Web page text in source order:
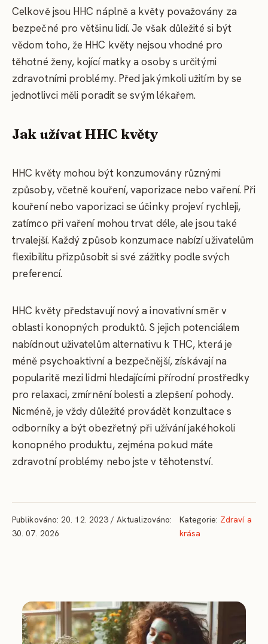
Celkově jsou HHC náplně a květy považovány za
bezpečné pro většinu lidí. Je však důležité si být
vědom toho, že HHC květy nejsou vhodné pro
těhotné ženy, kojící matky a osoby s určitými
zdravotními problémy. Před jakýmkoli užitím by se
jednotlivci měli poradit se svým lékařem.
Jak užívat HHC květy
HHC květy mohou být konzumovány různými
způsoby, včetně kouření, vaporizace nebo vaření. Při
kouření nebo vaporizaci se účinky projeví rychleji,
zatímco při vaření mohou trvat déle, ale jsou také
trvalejší. Každý způsob konzumace nabízí uživatelům
flexibilitu přizpůsobit si své zážitky podle svých
preferencí.
HHC květy představují nový a inovativní směr v
oblasti konopných produktů. S jejich potenciálem
nabídnout uživatelům alternativu k THC, která je
méně psychoaktivní a bezpečnější, získávají na
popularitě mezi lidmi hledajícími přírodní prostředky
pro relaxaci, zmírnění bolesti a zlepšení pohody.
Nicméně, je vždy důležité provádět konzultace s
odborníky a být obezřetný při užívání jakéhokoli
konopného produktu, zejména pokud máte
zdravotní problémy nebo jste v těhotenství.
Publikováno: 20. 12. 2023 / Aktualizováno:
30. 07. 2026
Kategorie: Zdraví a
krása